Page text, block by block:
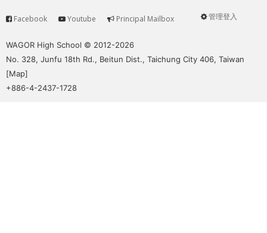
User
管理登入
Service
Facebook Youtube Principal Mailbox
WAGOR High School © 2012-2026
No. 328, Junfu 18th Rd., Beitun Dist., Taichung City 406, Taiwan
[Map]
+886-4-2437-1728